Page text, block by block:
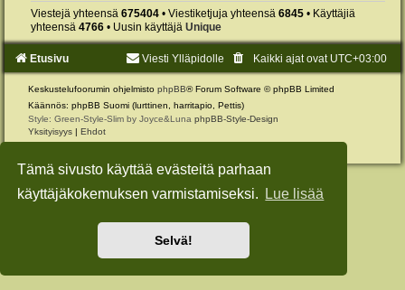
Tämä sivusto käyttää evästeitä parhaan
käyttäjäkokemuksen varmistamiseksi.
Lue lisää
Selvä!
Viestejä yhteensä 675404 • Viestiketjuja yhteensä 6845 • Käyttäjiä
yhteensä 4766 • Uusin käyttäjä Unique
Etusivu Kaikki ajat ovat UTC+03:00
Viesti Ylläpidolle
Keskustelufoorumin ohjelmisto phpBB® Forum Software © phpBB Limited
Käännös: phpBB Suomi (lurttinen, harritapio, Pettis)
Style: Green-Style-Slim by Joyce&Luna phpBB-Style-Design
Yksityisyys | Ehdot